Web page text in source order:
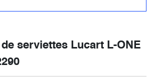
serviettes Lucart L-ONE